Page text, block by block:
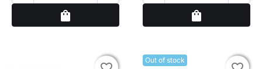
shopping_bag shopping_bag
Out of stock